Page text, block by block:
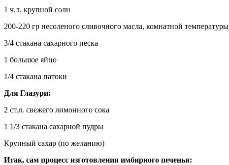
1 ч.л. крупной соли
200-220 гр несоленого сливочного масла, комнатной температуры
3/4 стакана сахарного песка
1 большое яйцо
1/4 стакана патоки
Для Глазури:
2 ст.л. свежего лимонного сока
1 1/3 стакана сахарной пудры
Крупный сахар (по желанию)
Итак, сам процесс изготовления имбирного печенья: